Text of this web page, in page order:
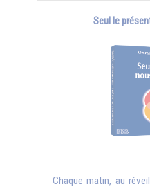
Seul le
Chaque matin, au